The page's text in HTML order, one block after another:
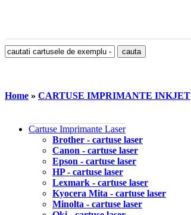
Home » CARTUSE IMPRIMANTE INKJET
Cartuse Imprimante Laser
Brother - cartuse laser
Canon - cartuse laser
Epson - cartuse laser
HP - cartuse laser
Lexmark - cartuse laser
Kyocera Mita - cartuse laser
Minolta - cartuse laser